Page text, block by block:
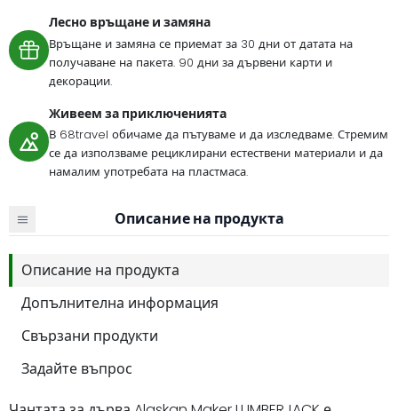
Лесно връщане и замяна
Връщане и замяна се приемат за 30 дни от датата на
получаване на пакета. 90 дни за дървени карти и
декорации.
Живеем за приключенията
В 68travel обичаме да пътуваме и да изследваме. Стремим
се да използваме рециклирани естествени материали и да
намалим употребата на пластмаса.
Описание на продукта
Описание на продукта
Допълнителна информация
Свързани продукти
Задайте въпрос